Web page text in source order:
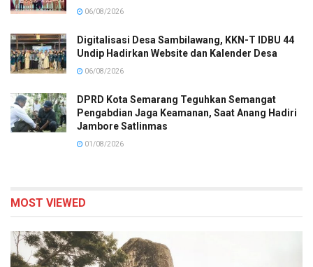
06/08/2026
Digitalisasi Desa Sambilawang, KKN-T IDBU 44
Undip Hadirkan Website dan Kalender Desa
06/08/2026
DPRD Kota Semarang Teguhkan Semangat
Pengabdian Jaga Keamanan, Saat Anang Hadiri
Jambore Satlinmas
01/08/2026
MOST VIEWED